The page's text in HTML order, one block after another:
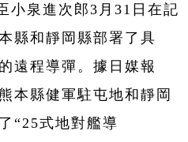
小泉進次郎3月31日在記
縣和靜岡縣部署了具
遠程導彈。據日媒報
本縣健軍駐屯地和靜岡
“25式地對艦導